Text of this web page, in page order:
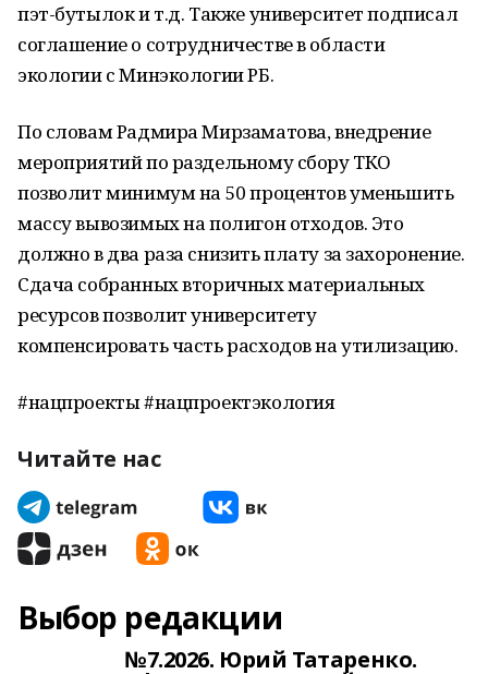
пэт-бутылок и т.д. Также университет подписал
соглашение о сотрудничестве в области
экологии с Минэкологии РБ.
По словам Радмира Мирзаматова, внедрение
мероприятий по раздельному сбору ТКО
позволит минимум на 50 процентов уменьшить
массу вывозимых на полигон отходов. Это
должно в два раза снизить плату за захоронение.
Сдача собранных вторичных материальных
ресурсов позволит университету
компенсировать часть расходов на утилизацию.
#нацпроекты #нацпроектэкология
Читайте нас
Выбор редакции
№7.2026. Юрий Татаренко.